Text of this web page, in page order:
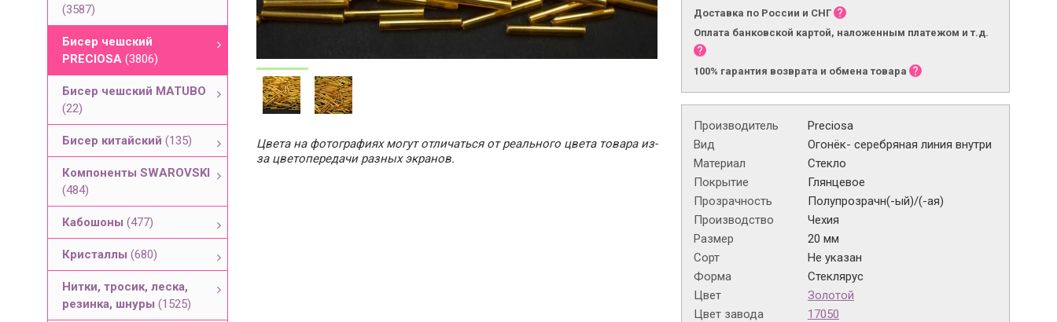
(3587)
Бисер чешский
PRECIOSA (3806)
Бисер чешский MATUBO
(22)
Бисер китайский (135)
Компоненты SWAROVSKI
(484)
Кабошоны (477)
Кристаллы (680)
Нитки, тросик, леска,
резинка, шнуры (1525)
Цвета на фотографиях могут отличаться от реального цвета товара из-
за цветопередачи разных экранов.
Доставка по России и СНГ
Оплата банковской картой, наложенным платежом и т.д.
100% гарантия возврата и обмена товара
Производитель
Preciosa
Вид
Огонёк- серебряная линия внутри
Материал
Стекло
Покрытие
Глянцевое
Прозрачность
Полупрозрачн(-ый)/(-ая)
Производство
Чехия
Размер
20 мм
Сорт
Не указан
Форма
Стеклярус
Цвет
Золотой
Цвет завода
17050